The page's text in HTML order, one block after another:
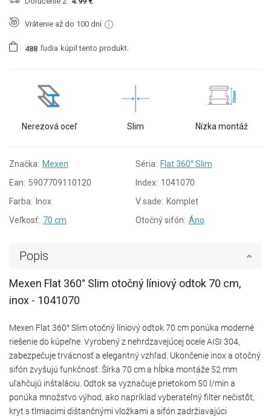
Vrátenie až do 100 dní
488 ľudia kúpil tento produkt.
Nerezová oceľ Slim Nízka montáž
Značka: Mexen Séria: Flat 360° Slim
Ean: 5907709110120 Index: 1041070
Farba: Inox V sade: Komplet
Veľkosť: 70 cm Otočný sifón: Áno
Popis
Mexen Flat 360° Slim otočný líniový odtok 70 cm,
inox - 1041070
Mexen Flat 360° Slim otočný líniový odtok 70 cm ponúka moderné
riešenie do kúpeľne. Vyrobený z nehrdzavejúcej ocele AISI 304,
zabezpečuje trvácnosť a elegantný vzhľad. Ukončenie inox a otočný
sifón zvyšujú funkčnosť. Šírka 70 cm a hĺbka montáže 52 mm
uľahčujú inštaláciu. Odtok sa vyznačuje prietokom 50 l/min a
ponúka množstvo výhod, ako napríklad vyberateľný filter nečistôt,
kryt s tlmiacimi dištančnými vložkami a sifón zadržiavajúci